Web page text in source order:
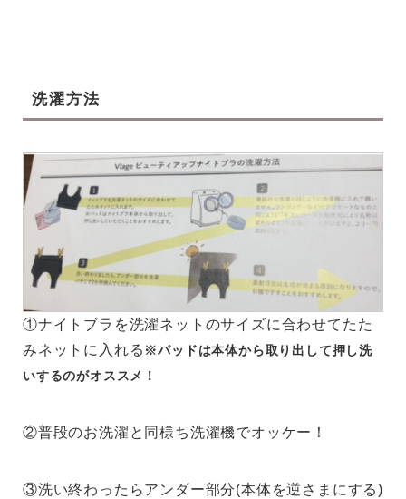
洗濯方法
①ナイトブラを洗濯ネットのサイズに合わせてたた
みネットに入れる ※パッドは本体から取り出して押し洗
いするのがオススメ！
②普段のお洗濯と同様ち洗濯機でオッケー！
③洗い終わったらアンダー部分(本体を逆さまにする)